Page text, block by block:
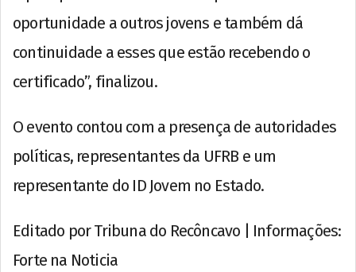
oportunidade a outros jovens e também dá
continuidade a esses que estão recebendo o
certificado”, finalizou.
O evento contou com a presença de autoridades
políticas, representantes da UFRB e um
representante do ID Jovem no Estado.
Editado por Tribuna do Recôncavo | Informações:
Forte na Noticia